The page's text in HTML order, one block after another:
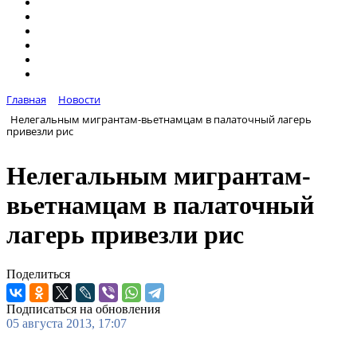
Главная
Новости
Нелегальным мигрантам-вьетнамцам в палаточный лагерь
привезли рис
Нелегальным мигрантам-
вьетнамцам в палаточный
лагерь привезли рис
Поделиться
Подписаться на обновления
05 августа 2013, 17:07